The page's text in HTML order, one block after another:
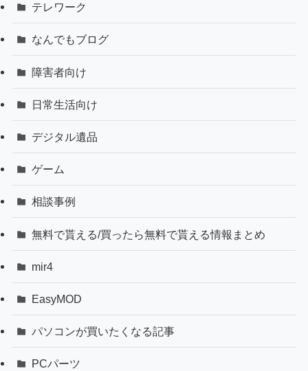
テレワーク
なんでもブログ
障害者向け
日常生活向け
デジタル遺品
ゲーム
相談事例
無料で貰える/買ったら無料で貰える情報まとめ
mir4
EasyMOD
パソコンが買いたくなる記事
PCパーツ